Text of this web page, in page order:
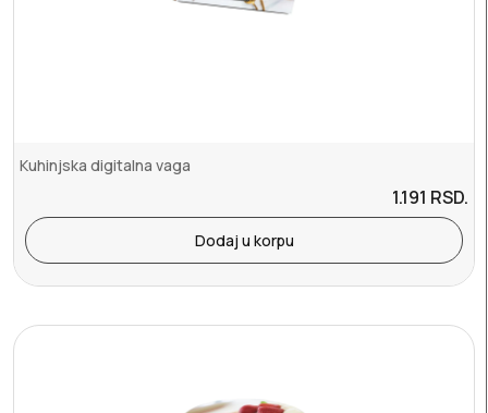
Kuhinjska digitalna vaga
1.191 RSD.
Dodaj u korpu